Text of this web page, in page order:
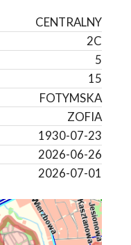
CENTRALNY
2C
5
15
FOTYMSKA
ZOFIA
1930-07-23
2026-06-26
2026-07-01